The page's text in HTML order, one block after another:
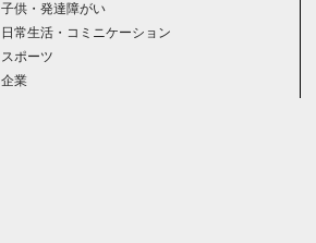
子供・発達障がい
日常生活・コミニケーション
スポーツ
企業